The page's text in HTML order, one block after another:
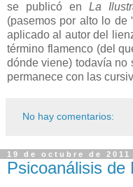
se publicó en La
(pasemos por alto lo de
aplicado al autor del
término flamenco (del
dónde viene) todavía no
permanece con las
No hay comentarios:
19 de octubre de 2011
Psicoanálisis de